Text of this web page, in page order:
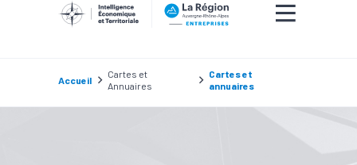
Accueil
Cartes et
Annuaires
Cartes et
annuaires